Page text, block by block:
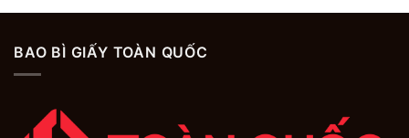
BAO BÌ GIẤY TOÀN QUỐC